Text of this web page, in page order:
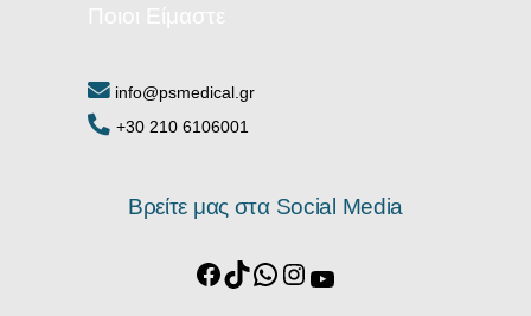
info@psmedical.gr
+30 210 6106001
Βρείτε μας στα Social Media